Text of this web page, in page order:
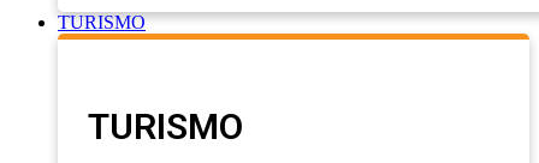
TURISMO
TURISMO